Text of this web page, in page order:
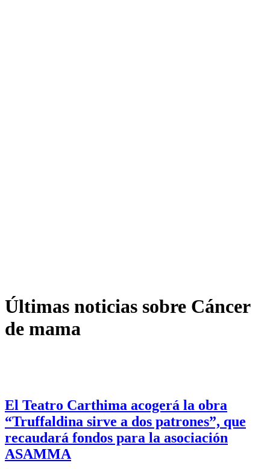
Últimas noticias sobre Cáncer
de mama
El Teatro Carthima acogerá la obra
“Truffaldina sirve a dos patrones”, que
recaudará fondos para la asociación
ASAMMA